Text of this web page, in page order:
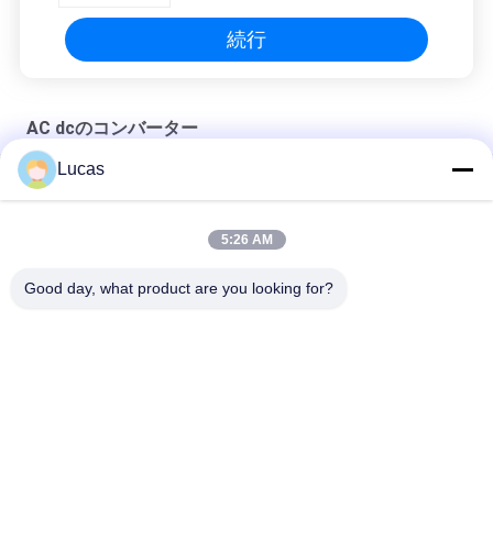
続行
AC dcのコンバーター
電池の試験装置のための15KW AC DCのコンバーター モジュー
ル380VAC 50~950VDC
二方向の格子によって接続されるAC DCのコンバーター70kW
Lucas
5:26 AM
Good day, what product are you looking for?